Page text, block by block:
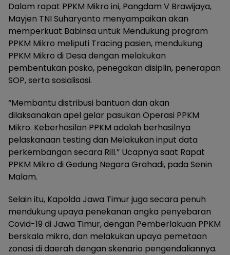
Dalam rapat PPKM Mikro ini, Pangdam V Brawijaya,
Mayjen TNI Suharyanto menyampaikan akan
memperkuat Babinsa untuk Mendukung program
PPKM Mikro meliputi Tracing pasien, mendukung
PPKM Mikro di Desa dengan melakukan
pembentukan posko, penegakan disiplin, penerapan
SOP, serta sosialisasi.
“Membantu distribusi bantuan dan akan
dilaksanakan apel gelar pasukan Operasi PPKM
Mikro. Keberhasilan PPKM adalah berhasilnya
pelaskanaan testing dan Melakukan input data
perkembangan secara Rill.” Ucapnya saat Rapat
PPKM Mikro di Gedung Negara Grahadi, pada Senin
Malam.
Selain itu, Kapolda Jawa Timur juga secara penuh
mendukung upaya penekanan angka penyebaran
Covid-19 di Jawa Timur, dengan Pemberlakuan PPKM
berskala mikro, dan melakukan upaya pemetaan
zonasi di daerah dengan skenario pengendaliannya.